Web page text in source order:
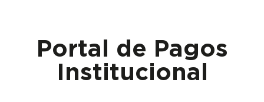
Portal de Pagos
Institucional